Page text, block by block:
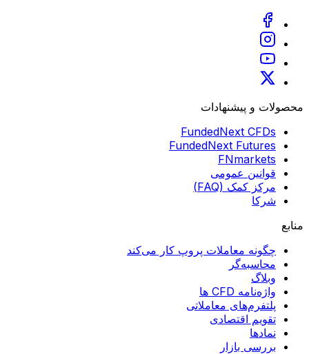
محصولات و پیشنهادات
FundedNext CFDs
FundedNext Futures
FNmarkets
قوانین عمومی
مرکز کمک (FAQ)
شرکا
منابع
چگونه معاملات پروپ کار می‌کند
محاسبه‌گر
وبلاگ
واژه‌نامه CFD ها
پلتفرم‌های معاملاتی
تقویم اقتصادی
نمادها
بررسی بازار